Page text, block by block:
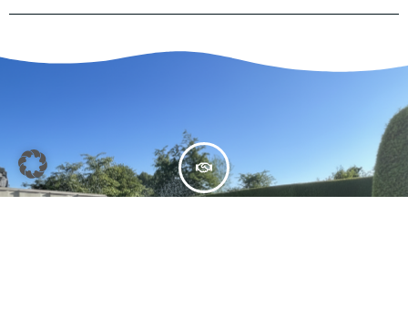
Bereit für mehr Sicherheit und Privatsphäre?